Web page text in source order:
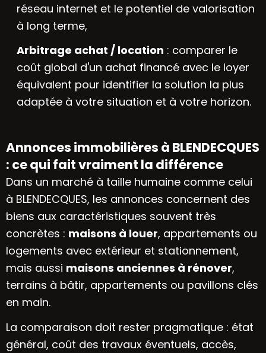
réseau internet et le potentiel de valorisation
à long terme,
Arbitrage achat / location : comparer le
coût global d'un achat financé avec le loyer
équivalent pour identifier la solution la plus
adaptée à votre situation et à votre horizon.
Annonces immobilières à BLENDECQUES
: ce qui fait vraiment la différence
Dans un marché à taille humaine comme celui
à BLENDECQUES, les annonces concernent des
biens aux caractéristiques souvent très
concrètes : maisons à louer, appartements ou
logements avec extérieur et stationnement,
mais aussi maisons anciennes à rénover,
terrains à bâtir, appartements ou pavillons clés
en main.
La comparaison doit rester pragmatique : état
général, coût des travaux éventuels, accès,